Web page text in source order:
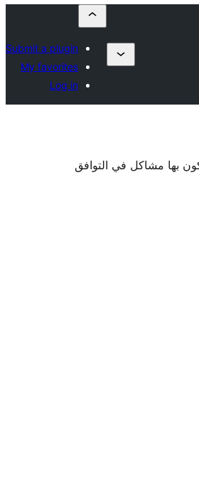
Submit a plugin
My favorites
Log in
بها مشاكل في التوافق